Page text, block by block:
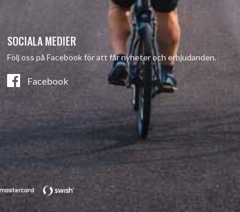
SOCIALA MEDIER
Följ oss på Facebook för att får nyheter och erbjudanden.
Facebook